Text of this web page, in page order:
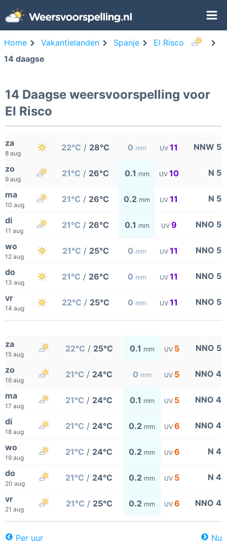
Home Vakantielanden Spanje
El Risco
14 daagse
14 Daagse weersvoorspelling voor
El Risco
za
8 aug
22°C / 28°C 0 mm UV 11 NNW 5
zo
9 aug
21°C / 26°C 0.1 mm UV 10 N 5
ma
10 aug
21°C / 26°C 0.2 mm UV 11 N 5
di
11 aug
21°C / 26°C 0.1 mm UV 9 NNO 5
wo
12 aug
21°C / 25°C 0 mm UV 11 NNO 5
do
13 aug
21°C / 26°C 0 mm UV 11 NNO 5
vr
14 aug
22°C / 25°C 0 mm UV 11 NNO 5
za
15 aug
22°C / 25°C 0.1 mm UV 5 NNO 5
zo
16 aug
21°C / 24°C 0 mm UV 5 NNO 4
ma
17 aug
21°C / 24°C 0.1 mm UV 5 NNO 4
di
18 aug
21°C / 24°C 0.2 mm UV 6 NNO 4
wo
19 aug
21°C / 24°C 0.2 mm UV 6 N 4
do
20 aug
21°C / 24°C 0.2 mm UV 5 N 4
vr
21 aug
21°C / 25°C 0.2 mm UV 6 NNO 4
Per uur Nu